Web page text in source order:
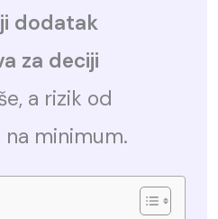
dodatak
za deciji
a rizik od
minimum.